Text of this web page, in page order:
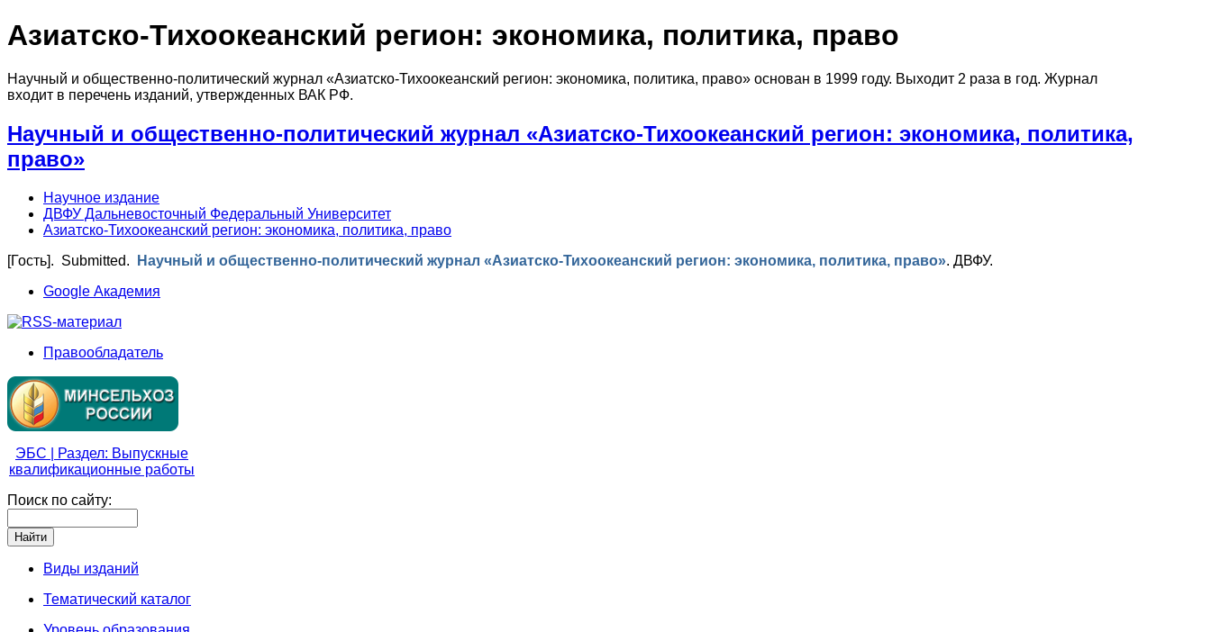
Азиатско-Тихоокеанский регион: экономика, политика, право
Научный и общественно-политический журнал «Азиатско-Тихоокеанский регион: экономика, политика, право» основан в 1999 году. Выходит 2 раза в год. Журнал
входит в перечень изданий, утвержденных ВАК РФ.
Научный и общественно-политический журнал «Азиатско-Тихоокеанский регион: экономика, политика,
право»
Научное издание
ДВФУ Дальневосточный Федеральный Университет
Азиатско-Тихоокеанский регион: экономика, политика, право
[Гость]. Submitted. Научный и общественно-политический журнал «Азиатско-Тихоокеанский регион: экономика, политика, право». ДВФУ.
Google Академия
Правообладатель
ЭБС | Раздел: Выпускные
квалификационные работы
Поиск по сайту:
Виды изданий
Тематический каталог